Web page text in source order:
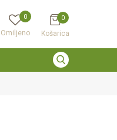
Omiljeno
0
Košarica
0